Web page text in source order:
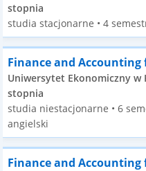
stopnia
studia stacjonarne • 4
Finance and Accounting
Uniwersytet Ekonomiczny w
stopnia
studia niestacjonarne • 6
angielski
Finance and Accounting